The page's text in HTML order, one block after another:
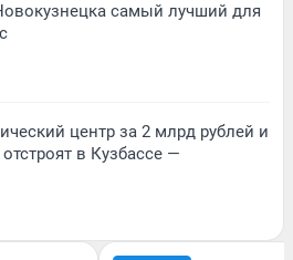
самый лучший для
центр за 2 млрд рублей и
в Кузбассе —